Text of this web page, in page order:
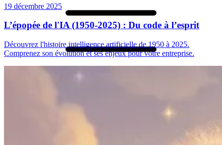
19 décembre 2025
L’épopée de l'IA (1950-2025) : Du code à l’esprit
Découvrez l'histoire intelligence artificielle de 1950 à 2025.
Comprenez son évolution et ses enjeux pour votre entreprise.